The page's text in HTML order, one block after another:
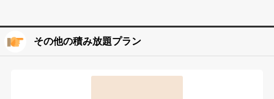
その他の積み放題プラン